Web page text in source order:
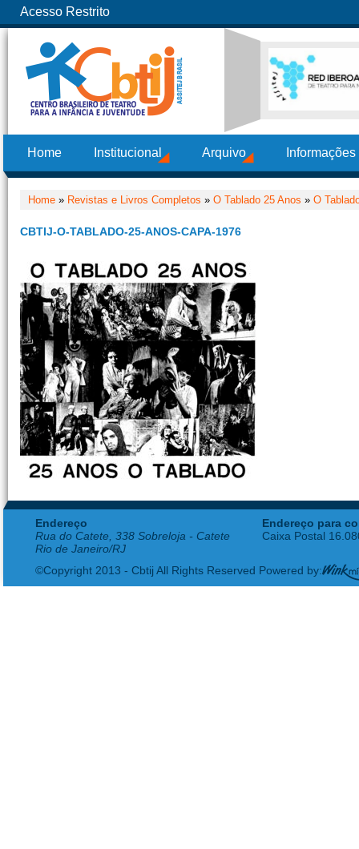
Acesso Restrito
Home Institucional Arquivo
Home » Revistas e Livros Completos » O Tablado 25 Anos » O
CBTIJ-O-TABLADO-25-ANOS-CAPA-1976
Endereço
Rua do Catete, 338 Sobreloja - Catete
Rio de Janeiro/RJ
Endereço para
Caixa Postal
©Copyright 2013 - Cbtij All Rights Reserved Powered by: